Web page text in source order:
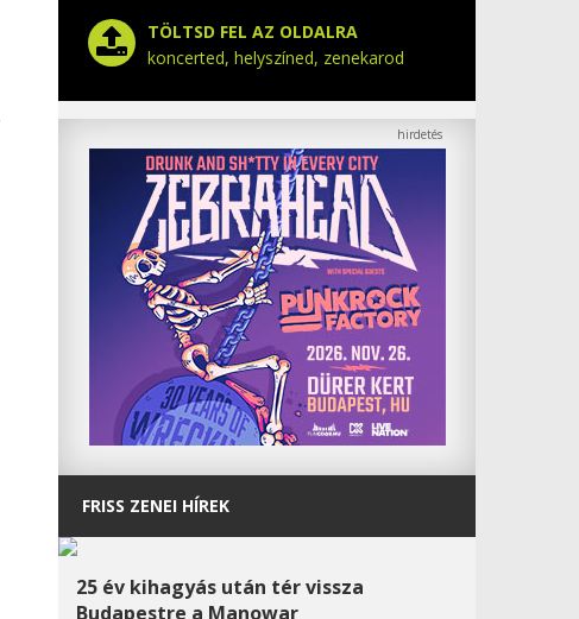
TÖLTSD FEL AZ OLDALRA
koncerted, helyszíned, zenekarod
FRISS ZENEI HÍREK
25 év kihagyás után tér vissza
Budapestre a Manowar